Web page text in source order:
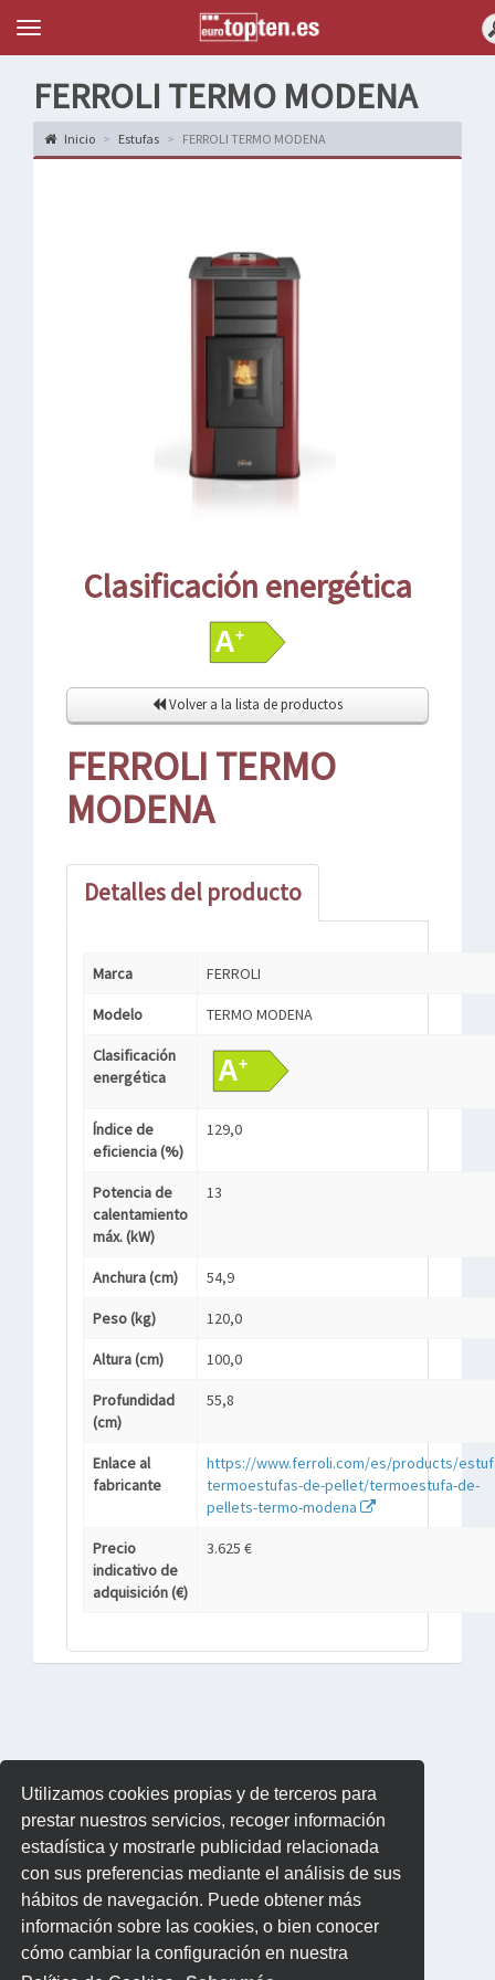
Utilizamos cookies propias y de terceros para
prestar nuestros servicios, recoger información
estadística y mostrarle publicidad relacionada
con sus preferencias mediante el análisis de sus
hábitos de navegación. Puede obtener más
información sobre las cookies, o bien conocer
cómo cambiar la configuración en nuestra
Topten
Menu
FERROLI TERMO MODENA
Inicio Estufas FERROLI TERMO MODENA
Clasificación energética
Volver a la lista de productos
FERROLI TERMO
MODENA
Detalles del producto
Marca FERROLI
Modelo TERMO MODENA
Clasificación
energética
Índice de
eficiencia (%)
129,0
Potencia de
calentamiento
máx. (kW)
13
Anchura (cm) 54,9
Peso (kg) 120,0
Altura (cm) 100,0
Profundidad
(cm)
55,8
Enlace al
fabricante
https://www.ferroli.com/es/products/
termoestufas-de-pellet/termoestufa-de-
pellets-termo-modena
Precio
indicativo de
adquisición (€)
3.625 €